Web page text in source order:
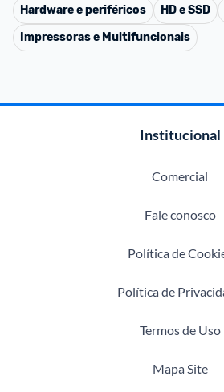
Hardware e periféricos
HD e SSD
Impressoras e Multifuncionais
Institucional
Comercial
Fale conosco
Política de
Política de
Termos de Uso
Mapa Site